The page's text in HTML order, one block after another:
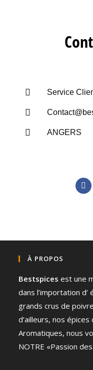
Service
ANGERS
À PROPOS
Bestspices est une
dans l’importation
grands crus de
d’ailleurs, nos
Aromatiques, nous
NOTRE «Passion